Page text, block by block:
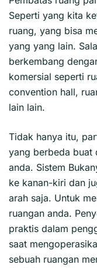
Seperti yang kita
ruang, yang bisa
yang yang lain.
berkembang
komersial seperti
convention hall,
lain lain.
Tidak hanya itu,
yang berbeda buat
anda. Sistem
ke kanan-kiri dan
arah saja. Untuk
ruangan anda.
praktis dalam
saat
sebuah ruangan